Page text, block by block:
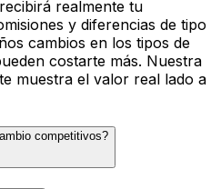
realmente tu
y diferencias de tipo
cambios en los tipos de
costarte más. Nuestra
muestra el valor real lado a
competitivos?